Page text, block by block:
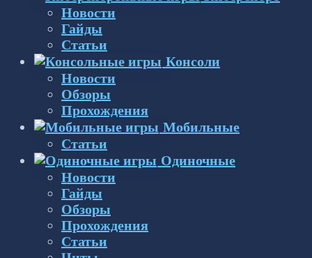
Новости
Гайды
Статьи
Консоли
Новости
Обзоры
Прохождения
Мобильные
Статьи
Одиночные
Новости
Гайды
Обзоры
Прохождения
Статьи